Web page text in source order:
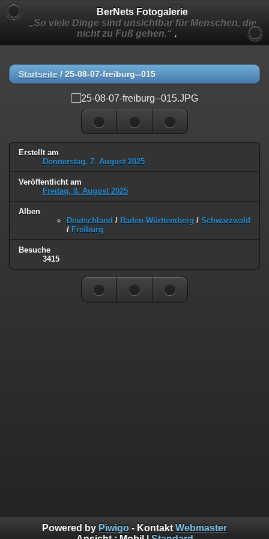
BerNets Fotogalerie
„So viele Dinge sind unsichtbar für Menschen, die
nicht zu Fuß gehen.“ .
Startseite / 25-08-07-freiburg--015
Erstellt am
Donnerstag, 7. August 2025
Veröffentlicht am
Freitag, 8. August 2025
Alben
Deutschland / Baden-Württemberg / Schwarzwald
/ Freiburg
Besuche
3415
Powered by Piwigo - Kontakt Webmaster